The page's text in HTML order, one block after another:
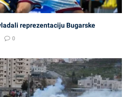
reprezentaciju Bugarske
0